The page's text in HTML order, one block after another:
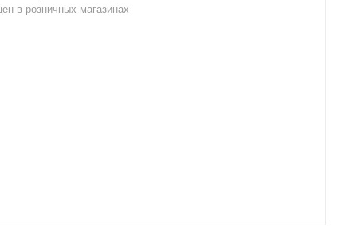
в розничных магазинах